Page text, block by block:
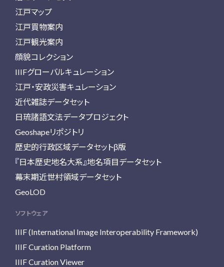
江戸マップ
江戸買物案内
江戸観光案内
顔貌コレクション
IIIFグローバルキュレーション
江戸・安政災害キュレーション
近代雑誌データセット
日琉諸語文法データプロジェクト
Geoshapeリポジトリ
歴史的行政区域データセットβ版
『日本歴史地名大系』地名項目データセット
幕末期近世村領域データセット
GeoLOD
ソフトウェア
IIIF (International Image Interoperability Framework)
IIIF Curation Platform
IIIF Curation Viewer